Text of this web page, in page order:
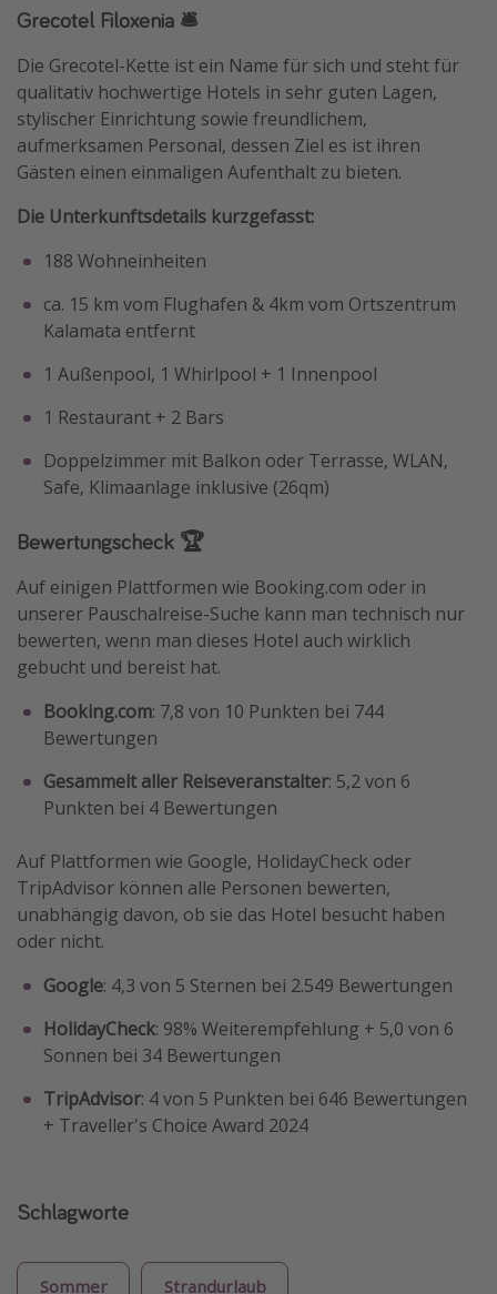
Grecotel Filoxenia 🛎️
Die Grecotel-Kette ist ein Name für sich und steht für
qualitativ hochwertige Hotels in sehr guten Lagen,
stylischer Einrichtung sowie freundlichem,
aufmerksamen Personal, dessen Ziel es ist ihren
Gästen einen einmaligen Aufenthalt zu bieten.
Die Unterkunftsdetails kurzgefasst:
188 Wohneinheiten
ca. 15 km vom Flughafen & 4km vom Ortszentrum
Kalamata entfernt
1 Außenpool, 1 Whirlpool + 1 Innenpool
1 Restaurant + 2 Bars
Doppelzimmer mit Balkon oder Terrasse, WLAN,
Safe, Klimaanlage inklusive (26qm)
Bewertungscheck 🏆
Auf einigen Plattformen wie Booking.com oder in
unserer Pauschalreise-Suche kann man technisch nur
bewerten, wenn man dieses Hotel auch wirklich
gebucht und bereist hat.
Booking.com: 7,8 von 10 Punkten bei 744
Bewertungen
Gesammelt aller Reiseveranstalter: 5,2 von 6
Punkten bei 4 Bewertungen
Auf Plattformen wie Google, HolidayCheck oder
TripAdvisor können alle Personen bewerten,
unabhängig davon, ob sie das Hotel besucht haben
oder nicht.
Google: 4,3 von 5 Sternen bei 2.549 Bewertungen
HolidayCheck: 98% Weiterempfehlung + 5,0 von 6
Sonnen bei 34 Bewertungen
TripAdvisor: 4 von 5 Punkten bei 646 Bewertungen
+ Traveller's Choice Award 2024
Schlagworte
Sommer Strandurlaub